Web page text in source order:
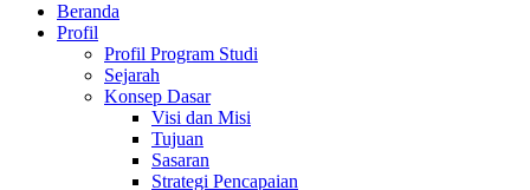
Beranda
Profil
Profil Program Studi
Sejarah
Konsep Dasar
Visi dan Misi
Tujuan
Sasaran
Strategi Pencapaian